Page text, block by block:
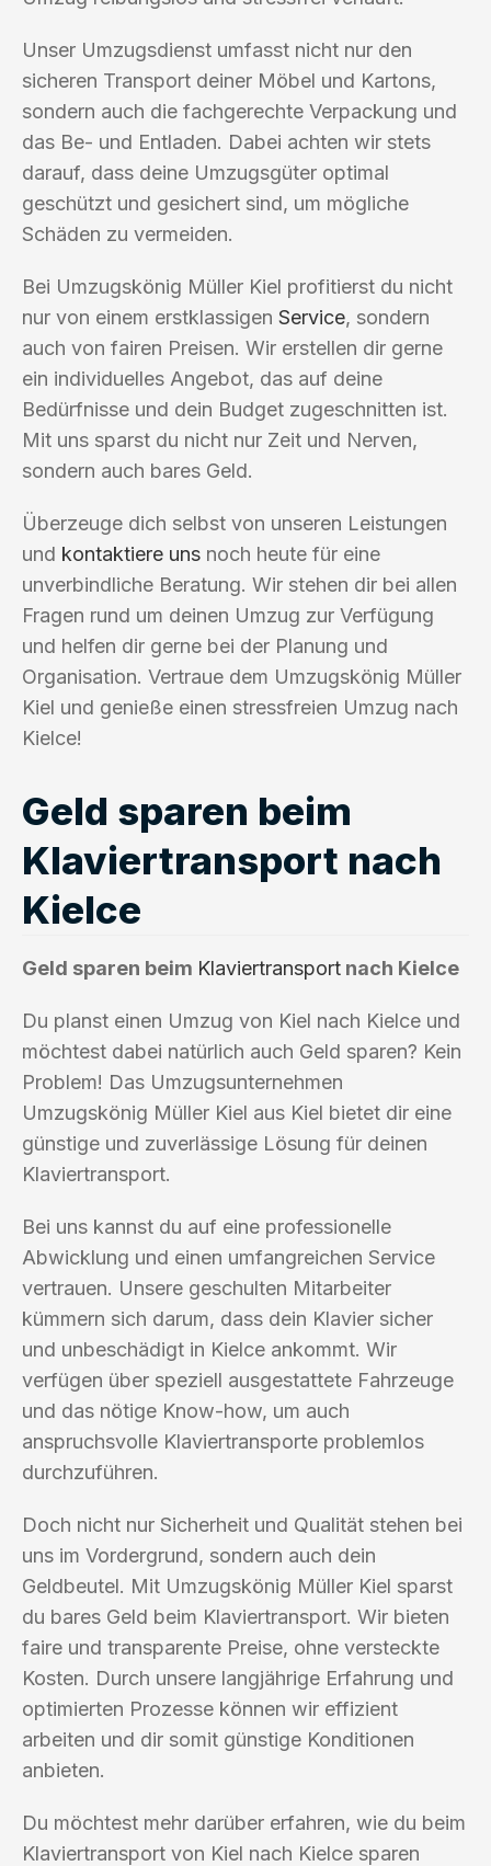
Unser Umzugsdienst umfasst nicht nur den
sicheren Transport deiner Möbel und Kartons,
sondern auch die fachgerechte Verpackung und
das Be- und Entladen. Dabei achten wir stets
darauf, dass deine Umzugsgüter optimal
geschützt und gesichert sind, um mögliche
Schäden zu vermeiden.
Bei Umzugskönig Müller Kiel profitierst du nicht
nur von einem erstklassigen Service, sondern
auch von fairen Preisen. Wir erstellen dir gerne
ein individuelles Angebot, das auf deine
Bedürfnisse und dein Budget zugeschnitten ist.
Mit uns sparst du nicht nur Zeit und Nerven,
sondern auch bares Geld.
Überzeuge dich selbst von unseren Leistungen
und kontaktiere uns noch heute für eine
unverbindliche Beratung. Wir stehen dir bei allen
Fragen rund um deinen Umzug zur Verfügung
und helfen dir gerne bei der Planung und
Organisation. Vertraue dem Umzugskönig Müller
Kiel und genieße einen stressfreien Umzug nach
Kielce!
Geld sparen beim
Klaviertransport nach
Kielce
Geld sparen beim Klaviertransport nach Kielce
Du planst einen Umzug von Kiel nach Kielce und
möchtest dabei natürlich auch Geld sparen? Kein
Problem! Das Umzugsunternehmen
Umzugskönig Müller Kiel aus Kiel bietet dir eine
günstige und zuverlässige Lösung für deinen
Klaviertransport.
Bei uns kannst du auf eine professionelle
Abwicklung und einen umfangreichen Service
vertrauen. Unsere geschulten Mitarbeiter
kümmern sich darum, dass dein Klavier sicher
und unbeschädigt in Kielce ankommt. Wir
verfügen über speziell ausgestattete Fahrzeuge
und das nötige Know-how, um auch
anspruchsvolle Klaviertransporte problemlos
durchzuführen.
Doch nicht nur Sicherheit und Qualität stehen bei
uns im Vordergrund, sondern auch dein
Geldbeutel. Mit Umzugskönig Müller Kiel sparst
du bares Geld beim Klaviertransport. Wir bieten
faire und transparente Preise, ohne versteckte
Kosten. Durch unsere langjährige Erfahrung und
optimierten Prozesse können wir effizient
arbeiten und dir somit günstige Konditionen
anbieten.
Du möchtest mehr darüber erfahren, wie du beim
Klaviertransport von Kiel nach Kielce sparen